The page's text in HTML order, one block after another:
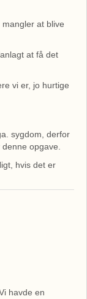
at blive
at få det
vi er, jo hurtige
sygdom, derfor
opgave.
hvis det er
havde en